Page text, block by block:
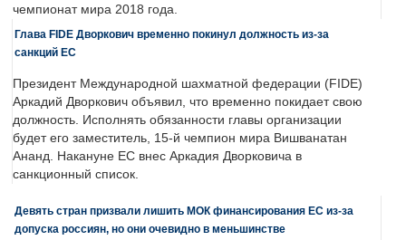
чемпионат мира 2018 года.
Глава FIDE Дворкович временно покинул должность из-за
санкций ЕС
Президент Международной шахматной федерации (FIDE)
Аркадий Дворкович объявил, что временно покидает свою
должность. Исполнять обязанности главы организации
будет его заместитель, 15-й чемпион мира Вишванатан
Ананд. Накануне ЕС внес Аркадия Дворковича в
санкционный список.
Девять стран призвали лишить МОК финансирования ЕС из-за
допуска россиян, но они очевидно в меньшинстве